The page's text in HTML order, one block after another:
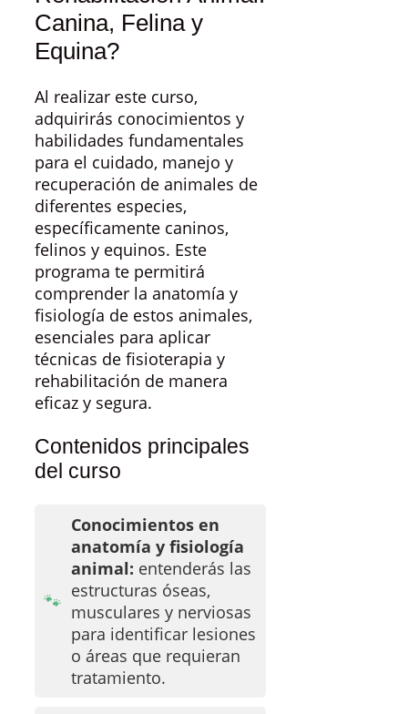
Canina, Felina y
Equina?
Al realizar este curso,
adquirirás conocimientos y
habilidades fundamentales
para el cuidado, manejo y
recuperación de animales de
diferentes especies,
específicamente caninos,
felinos y equinos. Este
programa te permitirá
comprender la anatomía y
fisiología de estos animales,
esenciales para aplicar
técnicas de fisioterapia y
rehabilitación de manera
eficaz y segura.
Contenidos principales
del curso
Conocimientos en
anatomía y fisiología
animal: entenderás las
estructuras óseas,
musculares y nerviosas
para identificar lesiones
o áreas que requieran
tratamiento.